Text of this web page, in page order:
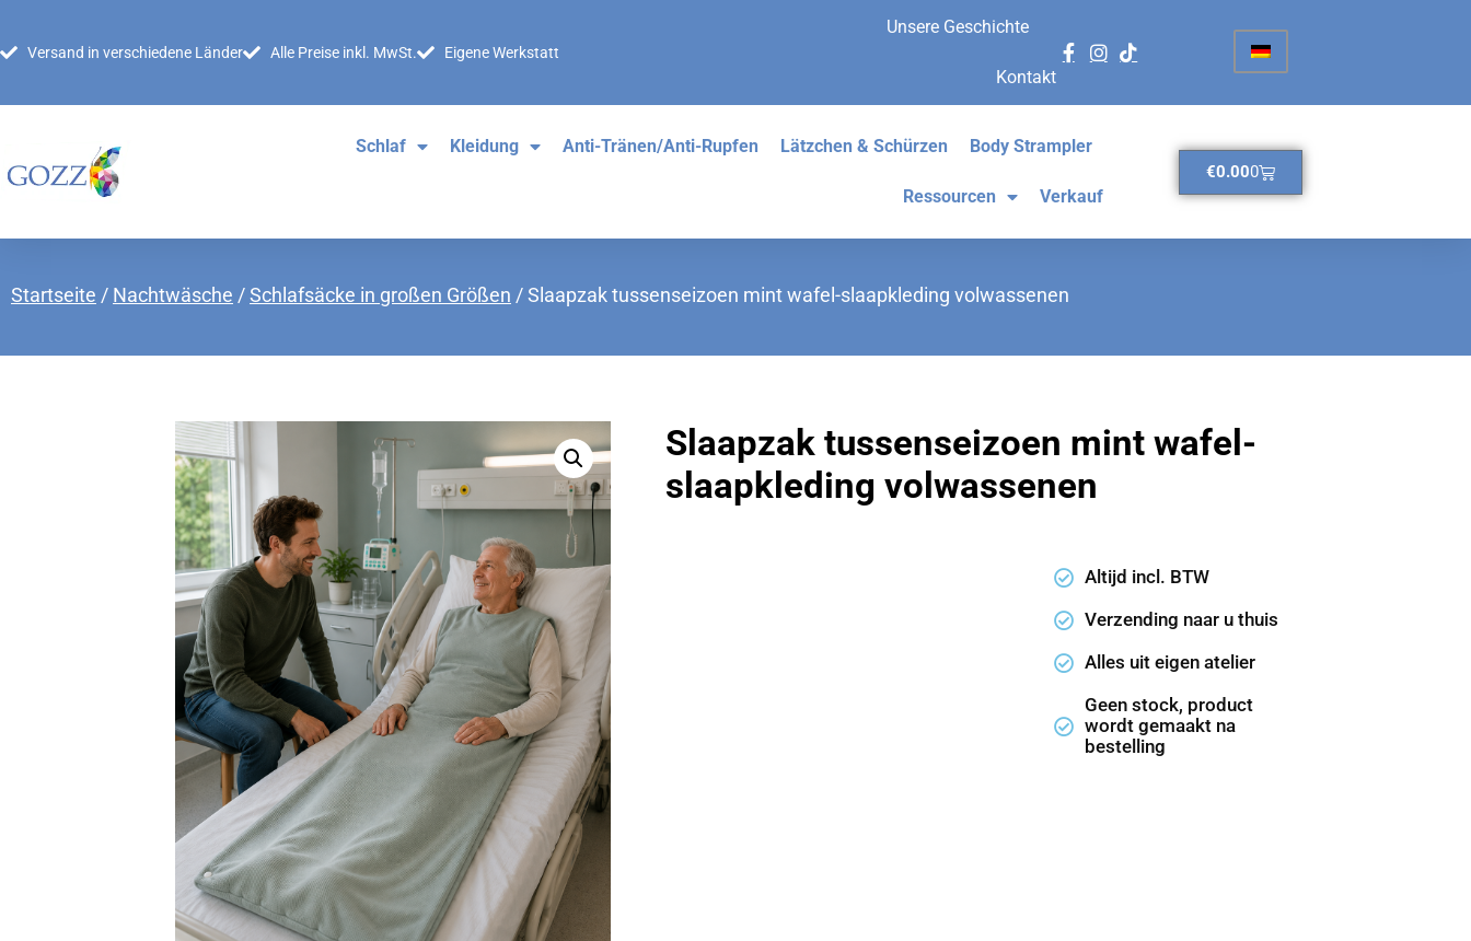
Versand in verschiedene Länder Alle Preise inkl. MwSt. Eigene Werkstatt
Unsere Geschichte
Kontakt
Schlaf Kleidung Anti-Tränen/Anti-Rupfen Lätzchen & Schürzen Body Strampler
Ressourcen Verkauf
€0.000
Startseite / Nachtwäsche /Schlafsäcke in großen Größen / Slaapzak tussenseizoen mint wafel-slaapkleding volwassenen
Slaapzak tussenseizoen mint wafel-
slaapkleding volwassenen
Altijd incl. BTW
Verzending naar u thuis
Alles uit eigen atelier
Geen stock, product
wordt gemaakt na
bestelling